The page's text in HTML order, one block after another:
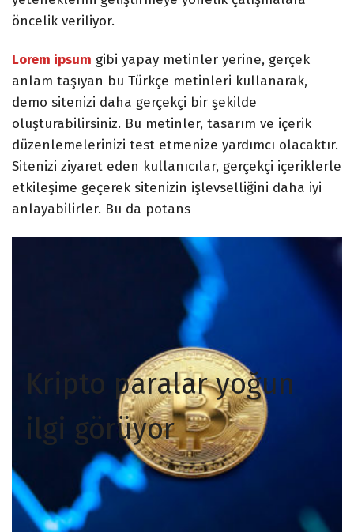
öncelik veriliyor.
Lorem ipsum gibi yapay metinler yerine, gerçek
anlam taşıyan bu Türkçe metinleri kullanarak,
demo sitenizi daha gerçekçi bir şekilde
oluşturabilirsiniz. Bu metinler, tasarım ve içerik
düzenlemelerinizi test etmenize yardımcı olacaktır.
Sitenizi ziyaret eden kullanıcılar, gerçekçi içeriklerle
etkileşime geçerek sitenizin işlevselliğini daha iyi
anlayabilirler. Bu da potans
Kripto paralar yoğun
ilgi görüyor